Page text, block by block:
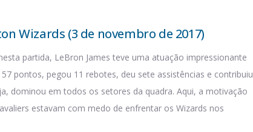
Wizards (3 de novembro de 2017)
partida, LeBron James teve uma atuação impressionante
pontos, pegou 11 rebotes, deu sete assistências e contribuiu
dominou em todos os setores da quadra. Aqui, a motivação
estavam com medo de enfrentar os Wizards nos